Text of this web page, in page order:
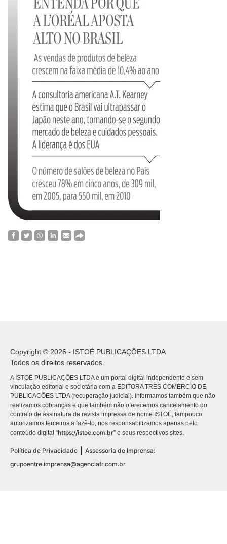
Copyright © 2026 - ISTOÉ PUBLICAÇÕES LTDA
Todos os direitos reservados.
A ISTOÉ PUBLICAÇÕES LTDA é um portal digital independente e sem
vinculação editorial e societária com a EDITORA TRES COMÉRCIO DE
PUBLICACÕES LTDA (recuperação judicial). Informamos também que não
realizamos cobranças e que também não oferecemos cancelamento do
contrato de assinatura da revista impressa de nome ISTOÉ, tampouco
autorizamos terceiros a fazê-lo, nos responsabilizamos apenas pelo
conteúdo digital “https://istoe.com.br” e seus respectivos sites.
Política de Privacidade | Assessoria de Imprensa:
grupoentre.imprensa@agenciafr.com.br